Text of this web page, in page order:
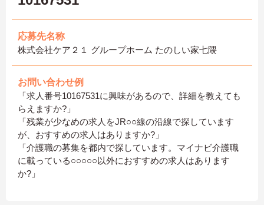
応募先名称
株式会社ケア２１ グループホーム たのしい家七隈
お問い合わせ例
「求人番号10167531に興味があるので、詳細を教えても
らえますか?」
「残業が少なめの求人をJR○○線の沿線で探しています
が、おすすめの求人はありますか?」
「介護職の募集を都内で探しています。マイナビ介護職
に載っている○○○○○以外におすすめの求人はあります
か?」